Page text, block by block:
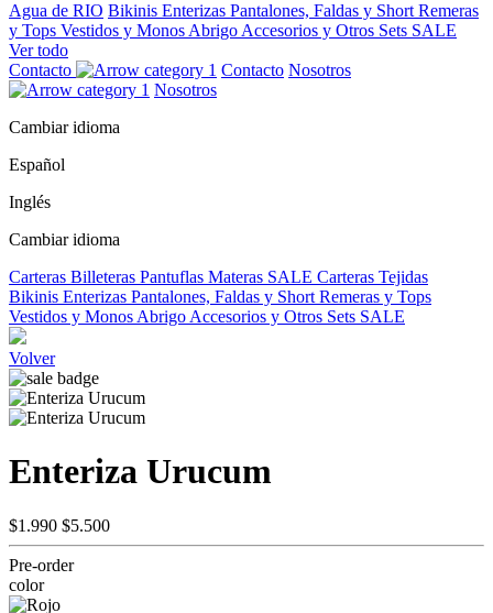
Agua de RIO Bikinis Enterizas Pantalones, Faldas y Short Remeras
y Tops Vestidos y Monos Abrigo Accesorios y Otros Sets SALE
Ver todo
Contacto
Contacto Nosotros
Nosotros
Cambiar idioma
Español
Inglés
Cambiar idioma
Carteras Billeteras Pantuflas Materas SALE Carteras Tejidas
Bikinis Enterizas Pantalones, Faldas y Short Remeras y Tops
Vestidos y Monos Abrigo Accesorios y Otros Sets SALE
Volver
Enteriza Urucum
$1.990 $5.500
Pre-order
color